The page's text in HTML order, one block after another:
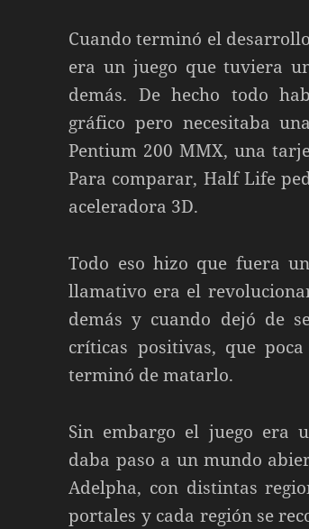
Cuando terminó el
era un juego que tuviera
demás. De hecho todo
gráfico pero necesitaba
Pentium 200 MMX, una
Para comparar, Half Life
aceleradora 3D.
Todo eso hizo que fuera
llamativo era el
demás y cuando dejó de
críticas positivas, que
terminó de matarlo.
Sin embargo el juego era
daba paso a un mundo
Adelpha, con distintas
portales y cada región se